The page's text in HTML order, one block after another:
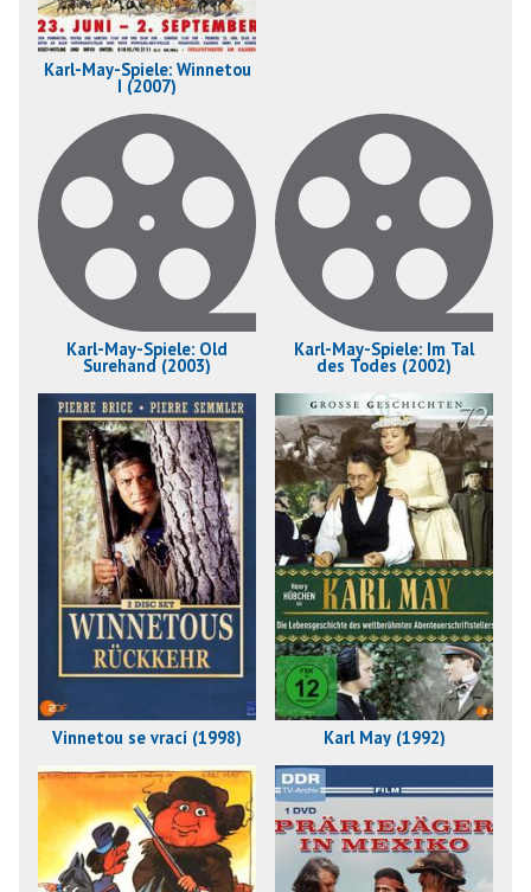
Karl-May-Spiele: Winnetou
I (2007)
Karl-May-Spiele: Old
Surehand (2003)
Karl-May-Spiele: Im Tal
des Todes (2002)
Vinnetou se vrací (1998) Karl May (1992)